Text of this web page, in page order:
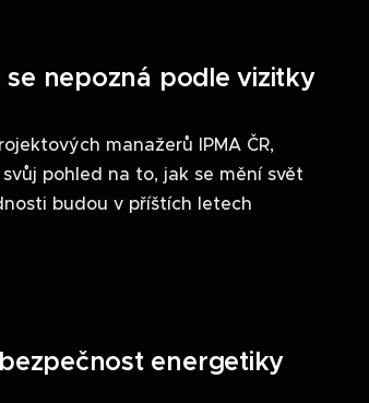
nepozná podle vizitky
manažerů IPMA ČR,
pohled na to, jak se mění svět
budou v příštích letech
energetiky